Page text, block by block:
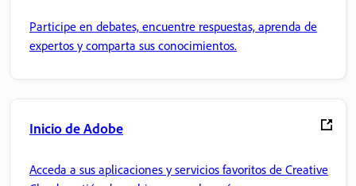
Participe en debates, encuentre respuestas, aprenda de
expertos y comparta sus conocimientos.
Inicio de Adobe
Acceda a sus aplicaciones y servicios favoritos de Creative